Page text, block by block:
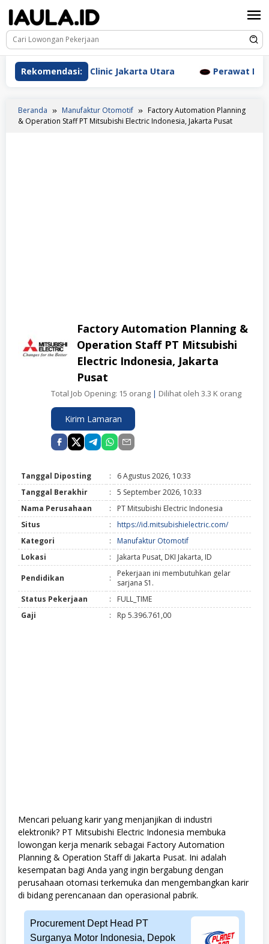
konten
Rekomendasi:
Aesthetic Clinic Jakarta Utara Perawat Dr. Triyanti
Beranda Manufaktur Otomotif
Factory Automation Planning
& Operation Staff PT Mitsubishi Electric Indonesia, Jakarta Pusat
Factory Automation Planning &
Operation Staff PT Mitsubishi
Electric Indonesia, Jakarta
Pusat
Total Job Opening: 15 orang | Dilihat oleh 3.3 K orang
Kirim Lamaran
Tanggal Diposting :
6 Agustus 2026, 10:33
Tanggal Berakhir
:
5 September 2026, 10:33
Nama Perusahaan
:
PT Mitsubishi Electric Indonesia
Situs
:
https://id.mitsubishielectric.com/
Kategori
:
Manufaktur Otomotif
Lokasi
: Jakarta Pusat, DKI Jakarta, ID
Pendidikan :
Pekerjaan ini membutuhkan gelar
sarjana S1.
Status Pekerjaan
:
FULL_TIME
Gaji
: Rp 5.396.761,00
Mencari peluang karir yang menjanjikan di industri
elektronik? PT Mitsubishi Electric Indonesia membuka
lowongan kerja menarik sebagai Factory Automation
Planning & Operation Staff di Jakarta Pusat. Ini adalah
kesempatan bagi Anda yang ingin bergabung dengan
perusahaan otomasi terkemuka dan mengembangkan karir
di bidang perencanaan dan operasional pabrik.
Procurement Dept Head PT
Surganya Motor Indonesia, Depok